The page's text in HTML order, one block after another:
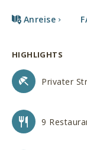
Anreise
HIGHLIGHTS
Privater
9